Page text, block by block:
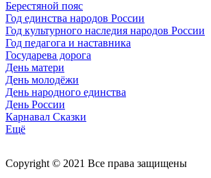
Берестяной пояс
Год единства народов России
Год культурного наследия народов России
Год педагога и наставника
Государева дорога
День матери
День молодёжи
День народного единства
День России
Карнавал Сказки
Ещё
Copyright © 2021 Все права защищены